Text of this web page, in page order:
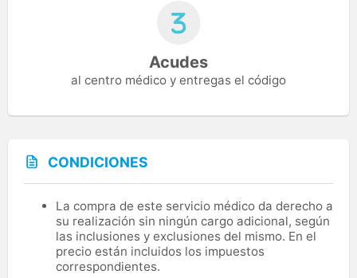
Acudes
al centro médico y entregas el código
CONDICIONES
La compra de este servicio médico da derecho a
su realización sin ningún cargo adicional, según
las inclusiones y exclusiones del mismo. En el
precio están incluidos los impuestos
correspondientes.